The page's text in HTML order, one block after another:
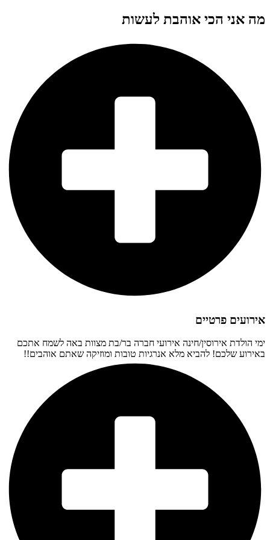
מה אני הכי אוהבת לעשות
אירועים פרטיים
ימי הולדת אירוסין/חינה אירועי חברה בר/בת מצוות באה לשמח אתכם
באירוע שלכם! להביא מלא אנרגיות טובות ומוזיקה שאתם אוהבים!!